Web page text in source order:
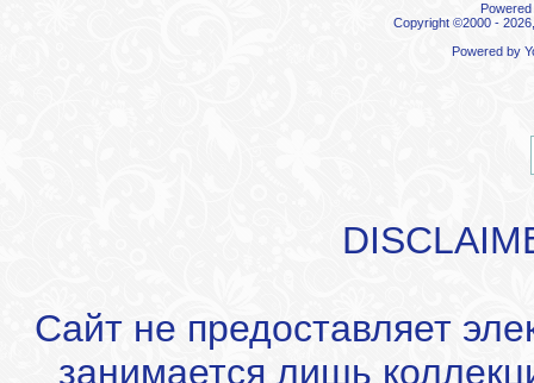
Copyright ©2000 -
Powered by
Сайт не предоставляет
занимается лишь